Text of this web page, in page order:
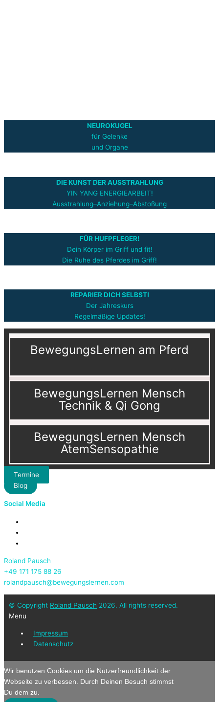
NEUROKUGEL
für Gelenke
und Organe
DIE KUNST DER AUSSTRAHLUNG
YIN YANG ENERGIEARBEIT!
Ausstrahlung–Anziehung–Abstoßung
FÜR HUFPFLEGER!
Dein Körper im Griff und fit!
Die Ruhe des Pferdes im Griff!
REPARIER DICH SELBST!
Der Jahreskurs
Regelmäßige Updates!
BewegungsLernen am Pferd
BewegungsLernen Mensch
Technik & Qi Gong
BewegungsLernen Mensch
AtemSensopathie
Termine
Blog
Social Media
Roland Pausch
+49 171 175 88 26
rolandpausch@bewegungslernen.com
© Copyright Roland Pausch 2026. All rights reserved.
Menu
Impressum
Datenschutz
Wir benutzen Cookies um die Nutzerfreundlichkeit der
Webseite zu verbessen. Durch Deinen Besuch stimmst
Du dem zu.